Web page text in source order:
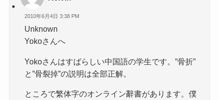
2010年6月4日 3:38 PM
Unknown
Yokoさんへ
Yokoさんはすばらしい中国語の学生です。”骨折”
と”骨裂掉”の説明は全部正解。
ところで繁体字のオンライン辭書があります。僕